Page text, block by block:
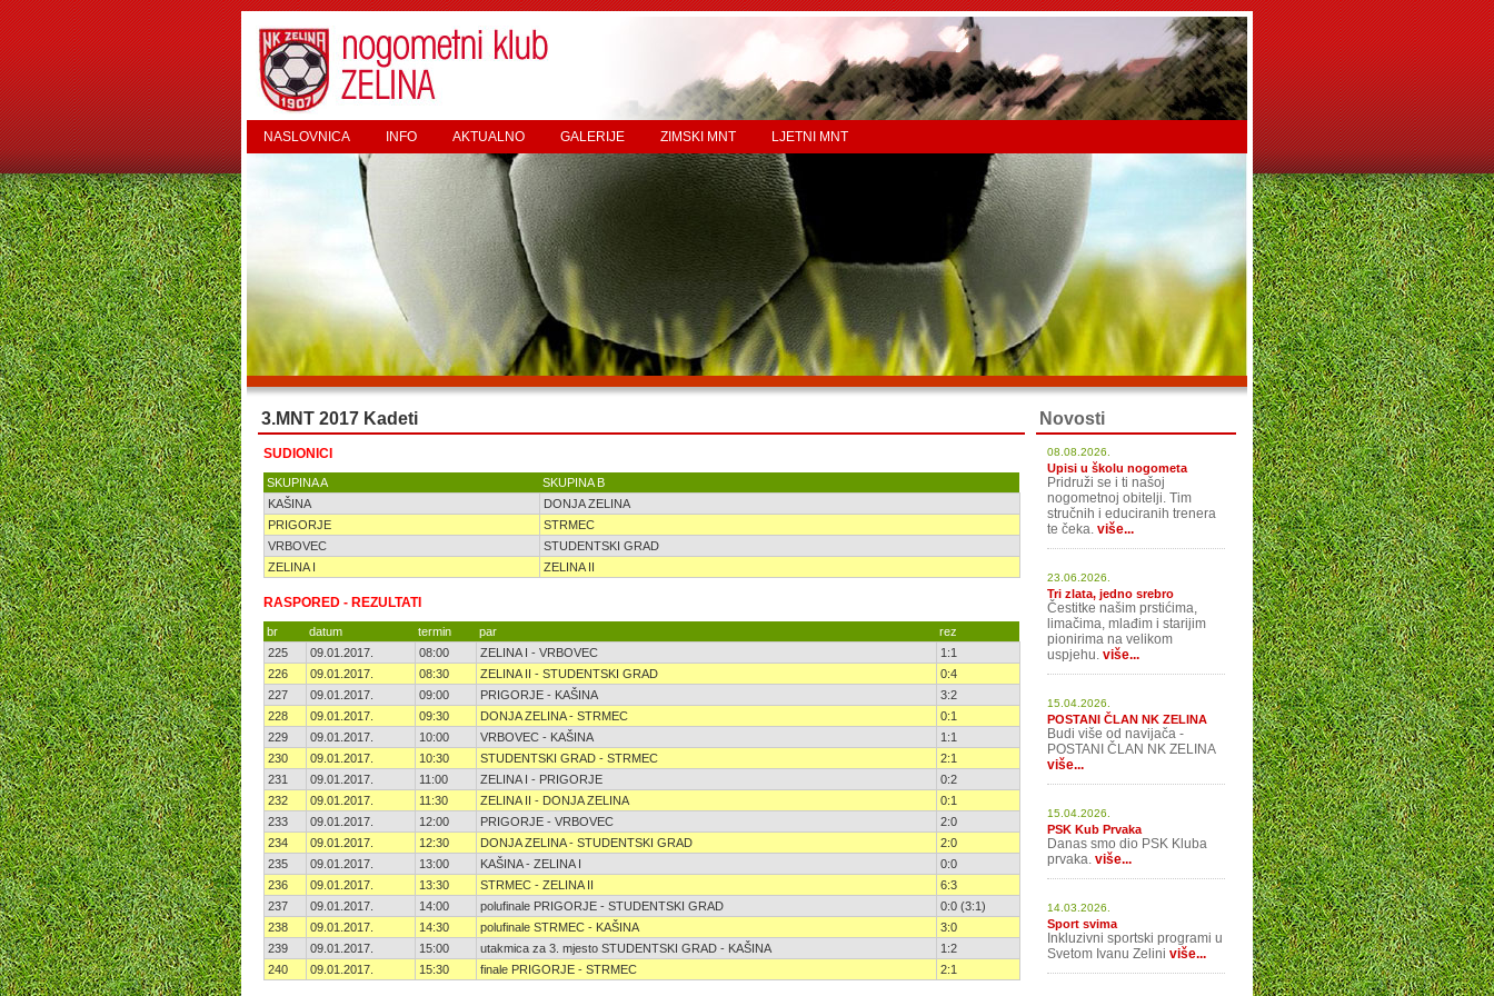
NASLOVNICA INFO AKTUALNO GALERIJE ZIMSKI MNT LJETNI MNT
3.MNT 2017 Kadeti
SUDIONICI
SKUPINA A
SKUPINA B
KAŠINA
DONJA ZELINA
PRIGORJE
STRMEC
VRBOVEC
STUDENTSKI GRAD
ZELINA I
ZELINA II
RASPORED - REZULTATI
br datum termin par
rez
225
09.01.2017. 08:00 ZELINA I - VRBOVEC
1:1
226
09.01.2017. 08:30 ZELINA II - STUDENTSKI GRAD
0:4
227
09.01.2017. 09:00 PRIGORJE - KAŠINA
3:2
228
09.01.2017. 09:30 DONJA ZELINA - STRMEC
0:1
229
09.01.2017. 10:00 VRBOVEC - KAŠINA
1:1
230
09.01.2017. 10:30 STUDENTSKI GRAD - STRMEC
2:1
231
09.01.2017. 11:00 ZELINA I - PRIGORJE
0:2
232
09.01.2017. 11:30 ZELINA II - DONJA ZELINA
0:1
233
09.01.2017. 12:00 PRIGORJE - VRBOVEC
2:0
234
09.01.2017. 12:30 DONJA ZELINA - STUDENTSKI GRAD
2:0
235
09.01.2017. 13:00 KAŠINA - ZELINA I
0:0
236
09.01.2017. 13:30 STRMEC - ZELINA II
6:3
237
09.01.2017. 14:00 polufinale PRIGORJE - STUDENTSKI GRAD
0:0 (3:1)
238
09.01.2017. 14:30 polufinale STRMEC - KAŠINA
3:0
239
09.01.2017. 15:00 utakmica za 3. mjesto STUDENTSKI GRAD - KAŠINA
1:2
240
09.01.2017. 15:30 finale PRIGORJE - STRMEC 2:1
Novosti
08.08.2026.
Upisi u školu nogometa
Pridruži se i ti našoj
nogometnoj obitelji. Tim
stručnih i educiranih trenera
te čeka. više...
23.06.2026.
Tri zlata, jedno srebro
Čestitke našim prstićima,
limačima, mlađim i starijim
pionirima na velikom
uspjehu. više...
15.04.2026.
POSTANI ČLAN NK ZELINA
Budi više od navijača -
POSTANI ČLAN NK ZELINA
više...
15.04.2026.
PSK Kub Prvaka
Danas smo dio PSK Kluba
prvaka. više...
14.03.2026.
Sport svima
Inkluzivni sportski programi u
Svetom Ivanu Zelini više...